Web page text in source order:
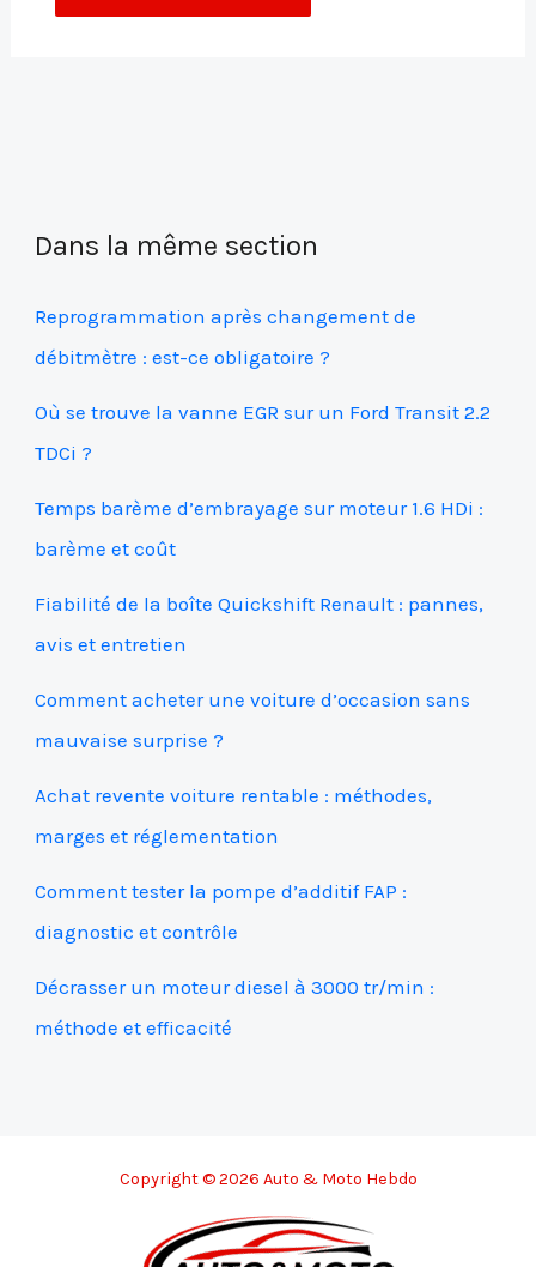
Dans la même section
Reprogrammation après changement de
débitmètre : est-ce obligatoire ?
Où se trouve la vanne EGR sur un Ford Transit 2.2
TDCi ?
Temps barème d’embrayage sur moteur 1.6 HDi :
barème et coût
Fiabilité de la boîte Quickshift Renault : pannes,
avis et entretien
Comment acheter une voiture d’occasion sans
mauvaise surprise ?
Achat revente voiture rentable : méthodes,
marges et réglementation
Comment tester la pompe d’additif FAP :
diagnostic et contrôle
Décrasser un moteur diesel à 3000 tr/min :
méthode et efficacité
Copyright © 2026 Auto & Moto Hebdo